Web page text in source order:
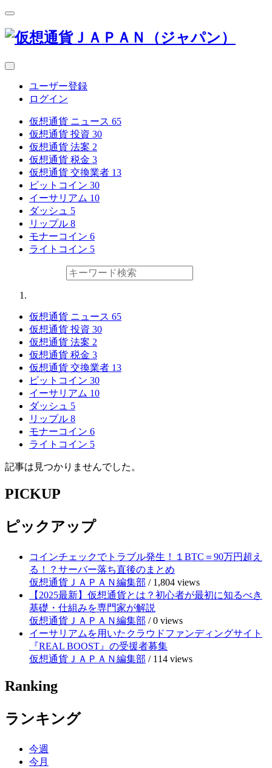
ユーザー登録
ログイン
仮想通貨 ニュース 65
仮想通貨 投資 30
仮想通貨 法案 2
仮想通貨 税金 3
仮想通貨 交換業者 13
ビットコイン 30
イーサリアム 10
ダッシュ 5
リップル 8
モナーコイン 6
ライトコイン 5
仮想通貨 ニュース 65
仮想通貨 投資 30
仮想通貨 法案 2
仮想通貨 税金 3
仮想通貨 交換業者 13
ビットコイン 30
イーサリアム 10
ダッシュ 5
リップル 8
モナーコイン 6
ライトコイン 5
記事は見つかりませんでした。
PICKUP
ピックアップ
コインチェックでトラブル発生！１BTC＝90万円超え
る！？サーバー落ち直後のまとめ
仮想通貨ＪＡＰＡＮ編集部 / 1,804 views
【2025最新】仮想通貨とは？初心者が最初に知るべき
基礎・仕組みを専門家が解説
仮想通貨ＪＡＰＡＮ編集部 /0 views
イーサリアムを用いたクラウドファンディングサイト
『REAL BOOST』の受援者募集
仮想通貨ＪＡＰＡＮ編集部 / 114 views
Ranking
ランキング
今週
今月